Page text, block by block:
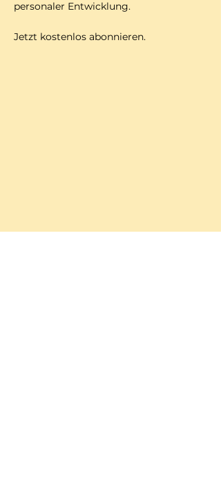
personaler Entwicklung.
Jetzt kostenlos abonnieren.